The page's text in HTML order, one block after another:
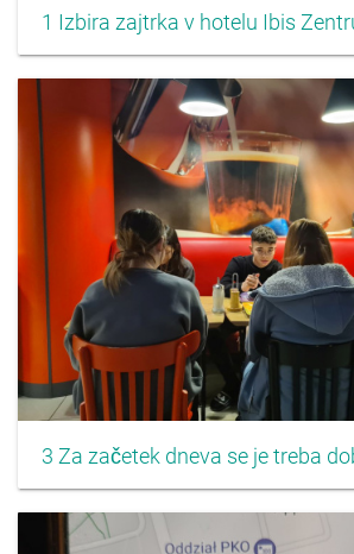
1 Izbira zajtrka v hotelu Ibis
3 Za začetek dneva se je treba